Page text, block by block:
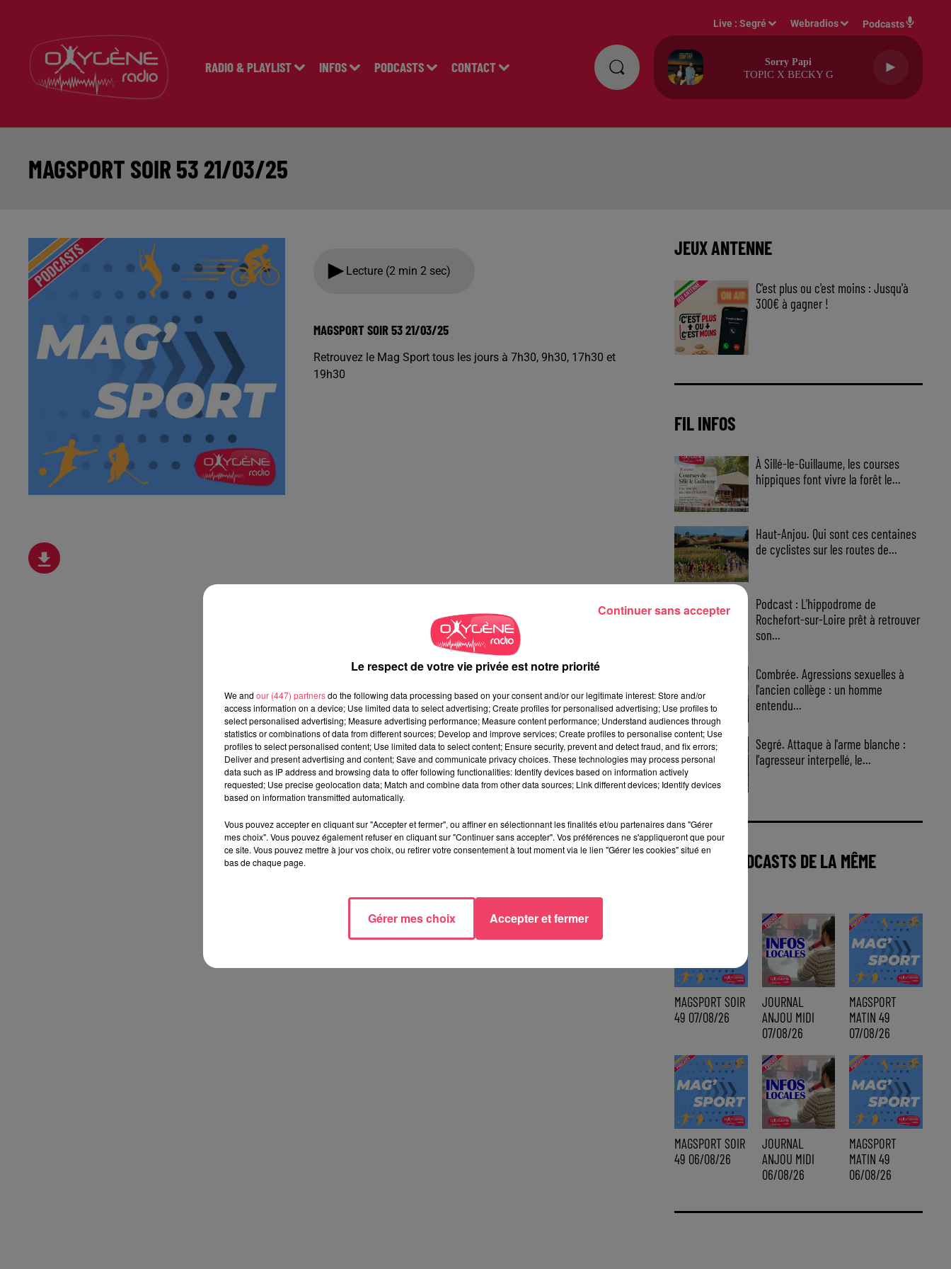
RADIO & PLAYLIST INFOS PODCASTS CONTACT
Live :Segré Webradios Podcasts
Sorry Papi
TOPIC X BECKY G
MAGSPORT SOIR 53 21/03/25
Lecture (2 min 2 sec)
MAGSPORT SOIR 53 21/03/25
Retrouvez le Mag Sport tous les jours à 7h30, 9h30, 17h30 et
19h30
JEUX ANTENNE
C'est plus ou c'est moins : Jusqu'à
300€ à gagner !
FIL INFOS
À Sillé-le-Guillaume, les courses
hippiques font vivre la forêt le...
Haut-Anjou. Qui sont ces centaines
de cyclistes sur les routes de...
Podcast : L’hippodrome de
Rochefort-sur-Loire prêt à retrouver
son...
Combrée. Agressions sexuelles à
l'ancien collège : un homme
entendu...
Segré. Attaque à l'arme blanche :
l'agresseur interpellé, le...
AUTRES PODCASTS DE LA MÊME
MAGSPORT SOIR
49 07/08/26
JOURNAL
ANJOU MIDI
07/08/26
MAGSPORT
MATIN 49
07/08/26
MAGSPORT SOIR
49 06/08/26
JOURNAL
ANJOU MIDI
06/08/26
MAGSPORT
MATIN 49
06/08/26
Le respect de votre vie privée est notre priorité
We and our (447) partnersdo the following data processing based on your consent and/or our legitimate interest: Store and/or
access information on a device; Use limited data to select advertising; Create profiles for personalised advertising; Use profiles to
select personalised advertising; Measure advertising performance; Measure content performance; Understand audiences through
statistics or combinations of data from different sources; Develop and improve services; Create profiles to personalise content; Use
profiles to select personalised content; Use limited data to select content; Ensure security, prevent and detect fraud, and fix errors;
Deliver and present advertising and content; Save and communicate privacy choices. These technologies may process personal
data such as IP address and browsing data to offer following functionalities: Identify devices based on information actively
requested; Use precise geolocation data; Match and combine data from other data sources; Link different devices; Identify devices
based on information transmitted automatically.
Vous pouvez accepter en cliquant sur "Accepter et fermer", ou affiner en sélectionnant les finalités et/ou partenaires dans "Gérer
mes choix". Vous pouvez également refuser en cliquant sur "Continuer sans accepter". Vos préférences ne s'appliqueront que pour
ce site. Vous pouvez mettre à jour vos choix, ou retirer votre consentement à tout moment via le lien "Gérer les cookies" situé en
bas de chaque page.
Gérer mes choix Accepter et fermer
Continuer sans accepter